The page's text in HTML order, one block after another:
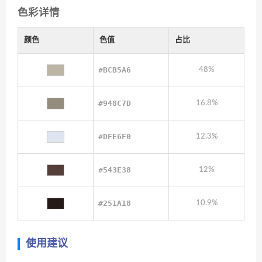
色彩详情
颜色 色值 占比
#BCB5A6 48%
#948C7D 16.8%
#DFE6F0 12.3%
#543E38 12%
#251A18 10.9%
使用建议